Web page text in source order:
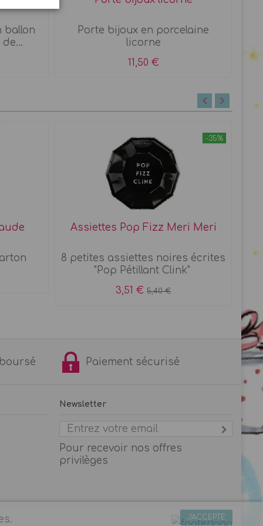
ballon
Porte bijoux en porcelaine
licorne
11,50 €
-35%
Assiettes Pop Fizz Meri Meri
8 petites assiettes noires écrites
"Pop Pétillant Clink"
3,51 € 5,40 €
8
Paiement sécurisé
Newsletter
Pour recevoir nos offres
privilèges
J'ACCEPTE